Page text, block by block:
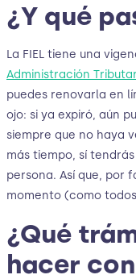
¿Y qué
La FIEL tiene una
Administración
puedes renovarla en
ojo: si ya expiró, aún
siempre que no haya
más tiempo, sí
persona. Así que, por
momento (como
¿Qué
hacer con